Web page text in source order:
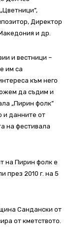
Директор
и др.
и вестници –
им са
към него
да съдим и
„Пирин фолк”
и данните от
на фестивала
на Пирин фолк е
през 2010 г. на 5
Сандански от
от кметството.